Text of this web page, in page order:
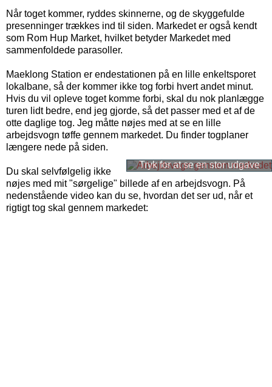
Når toget kommer, ryddes skinnerne, og de skyggefulde
presenninger trækkes ind til siden. Markedet er også kendt
som Rom Hup Market, hvilket betyder Markedet med
sammenfoldede parasoller.
Maeklong Station er endestationen på en lille enkeltsporet
lokalbane, så der kommer ikke tog forbi hvert andet minut.
Hvis du vil opleve toget komme forbi, skal du nok planlægge
turen lidt bedre, end jeg gjorde, så det passer med et af de
otte daglige tog. Jeg måtte nøjes med at se en lille
arbejdsvogn tøffe gennem markedet. Du finder togplaner
længere nede på siden.
Du skal selvfølgelig ikke
nøjes med mit "sørgelige" billede af en arbejdsvogn. På
nedenstående video kan du se, hvordan det ser ud, når et
rigtigt tog skal gennem markedet: